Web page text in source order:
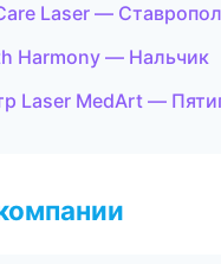
Laser —
Harmony — Нальчик
Laser MedArt —